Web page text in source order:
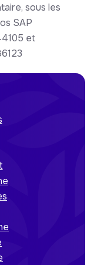
sous les
SAP
et